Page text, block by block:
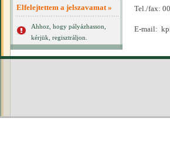
Elfelejtettem a jelszavamat »
Ahhoz, hogy pályázhasson,
kérjük, regisztráljon.
Tel./fax:
E-mail: